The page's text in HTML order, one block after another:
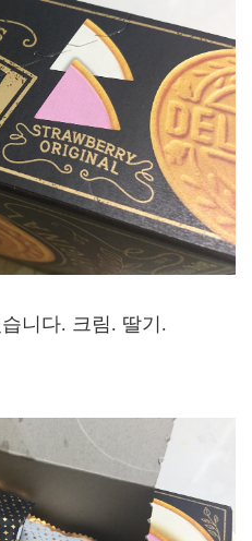
니다. 크림. 딸기.